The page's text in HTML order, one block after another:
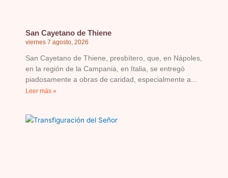
San Cayetano de Thiene
viernes 7 agosto, 2026
San Cayetano de Thiene, presbítero, que, en Nápoles,
en la región de la Campania, en Italia, se entregó
piadosamente a obras de caridad, especialmente a
Leer más »